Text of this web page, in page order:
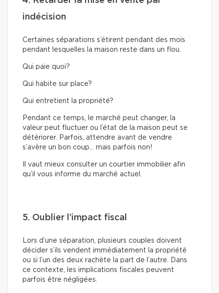
indécision
Certaines séparations s’étirent pendant des mois
pendant lesquelles la maison reste dans un flou.
Qui paie quoi?
Qui habite sur place?
Qui entretient la propriété?
Pendant ce temps, le marché peut changer, la
valeur peut fluctuer ou l’état de la maison peut se
détériorer. Parfois, attendre avant de vendre
s’avère un bon coup… mais parfois non!
Il vaut mieux consulter un courtier immobilier afin
qu’il vous informe du marché actuel.
5. Oublier l’impact fiscal
Lors d’une séparation, plusieurs couples doivent
décider s’ils vendent immédiatement la propriété
ou si l’un des deux rachète la part de l’autre. Dans
ce contexte, les implications fiscales peuvent
parfois être négligées.